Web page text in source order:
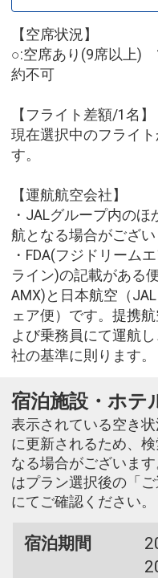
【空席状況】
○:空席あり(9席以上)
約不可
【フライト差額/1名】
現在選択中のフライ
す。
【運航航空会社】
・JALグループ内の
航となる場合がござい
・FDA(フジドリーム
ライン)の記載がある
AMX)と日本航空（
ェア便）です。提携
よび乗務員にて運航
社の基準に則ります。
宿泊施設・ホテ
表示されている空き
に更新されるため、
なる場合がございま
はプラン選択後の「
にてご確認ください。
宿泊期間